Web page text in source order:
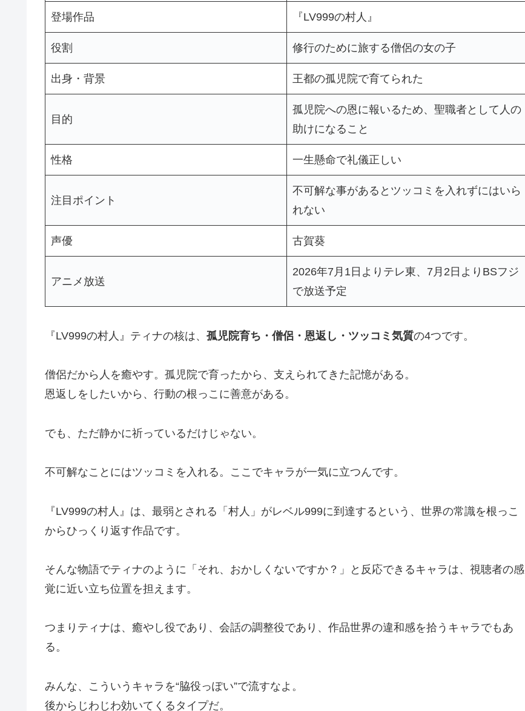
登場作品 『LV999の村人』
役割 修行のために旅する僧侶の女の子
出身・背景 王都の孤児院で育てられた
目的
孤児院への恩に報いるため、聖職者として人の
助けになること
性格 一生懸命で礼儀正しい
注目ポイント
不可解な事があるとツッコミを入れずにはいら
れない
声優 古賀葵
アニメ放送
2026年7月1日よりテレ東、7月2日よりBSフジ
で放送予定
『LV999の村人』ティナの核は、 孤児院育ち・僧侶・恩返し・ツッコミ気質の4つです。
僧侶だから人を癒やす。孤児院で育ったから、支えられてきた記憶がある。
恩返しをしたいから、行動の根っこに善意がある。
でも、ただ静かに祈っているだけじゃない。
不可解なことにはツッコミを入れる。ここでキャラが一気に立つんです。
『LV999の村人』は、最弱とされる「村人」がレベル999に到達するという、世界の常識を根っこ
からひっくり返す作品です。
そんな物語でティナのように「それ、おかしくないですか？」と反応できるキャラは、視聴者の感
覚に近い立ち位置を担えます。
つまりティナは、癒やし役であり、会話の調整役であり、作品世界の違和感を拾うキャラでもあ
る。
みんな、こういうキャラを“脇役っぽい”で流すなよ。
後からじわじわ効いてくるタイプだ。